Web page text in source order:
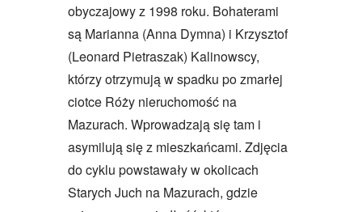
obyczajowy z 1998 roku. Bohaterami
są Marianna (Anna Dymna) i Krzysztof
(Leonard Pietraszak) Kalinowscy,
którzy otrzymują w spadku po zmarłej
ciotce Róży nieruchomość na
Mazurach. Wprowadzają się tam i
asymilują się z mieszkańcami. Zdjęcia
do cyklu powstawały w okolicach
Starych Juch na Mazurach, gdzie